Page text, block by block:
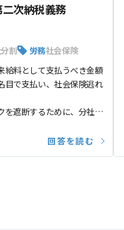
次納税義務
割 労務社会保険
給料として支払うべき金額
目で支払い、社会保険逃れ
を遮断するために、分社型
することを考えています
回答を読む